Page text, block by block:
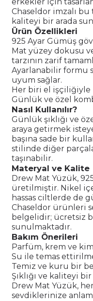
erkekler için
Chaseldor imzalı bu
kaliteyi bir arada
Ürün Özellikleri
925 Ayar Gümüş
Mat yüzey dokusu
tarzının zarif
Ayarlanabilir formu
uyum sağlar.
Her biri el
Günlük ve özel
Nasıl Kullanılır?
Günlük şıklığı ve
araya getirmek
başına sade bir
stilinde diğer
taşınabilir.
Materyal ve Kalite
Drew Mat Yüzük,
üretilmiştir. Nikel
hassas ciltlerde de
Chaseldor ürünleri
belgelidir; ücretsiz
sunulmaktadır.
Bakım Önerileri
Parfüm, krem ve
Su ile temas
Temiz ve kuru bir
Şıklığı ve kaliteyi
Drew Mat Yüzük,
sevdiklerinize